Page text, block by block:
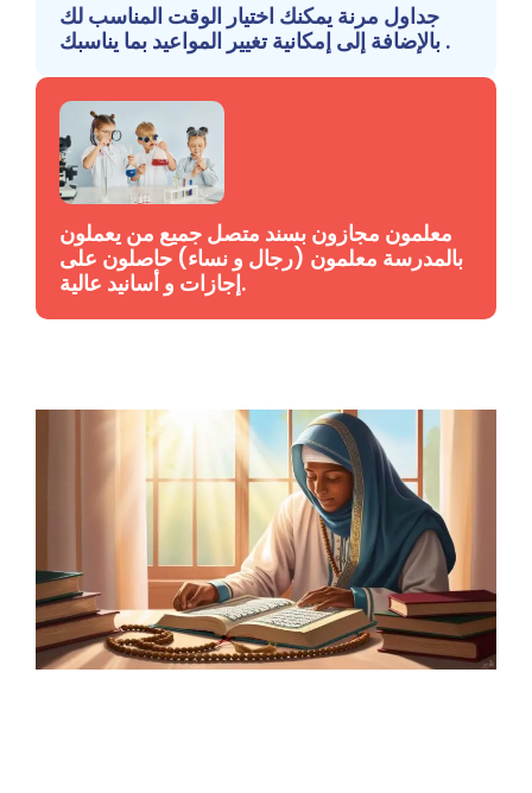
جداول مرنة يمكنك اختيار الوقت المناسب لك
بالإضافة إلى إمكانية تغيير المواعيد بما يناسبك .
معلمون مجازون بسند متصل جميع من يعملون
بالمدرسة معلمون (رجال و نساء) حاصلون على
إجازات و أسانيد عالية.